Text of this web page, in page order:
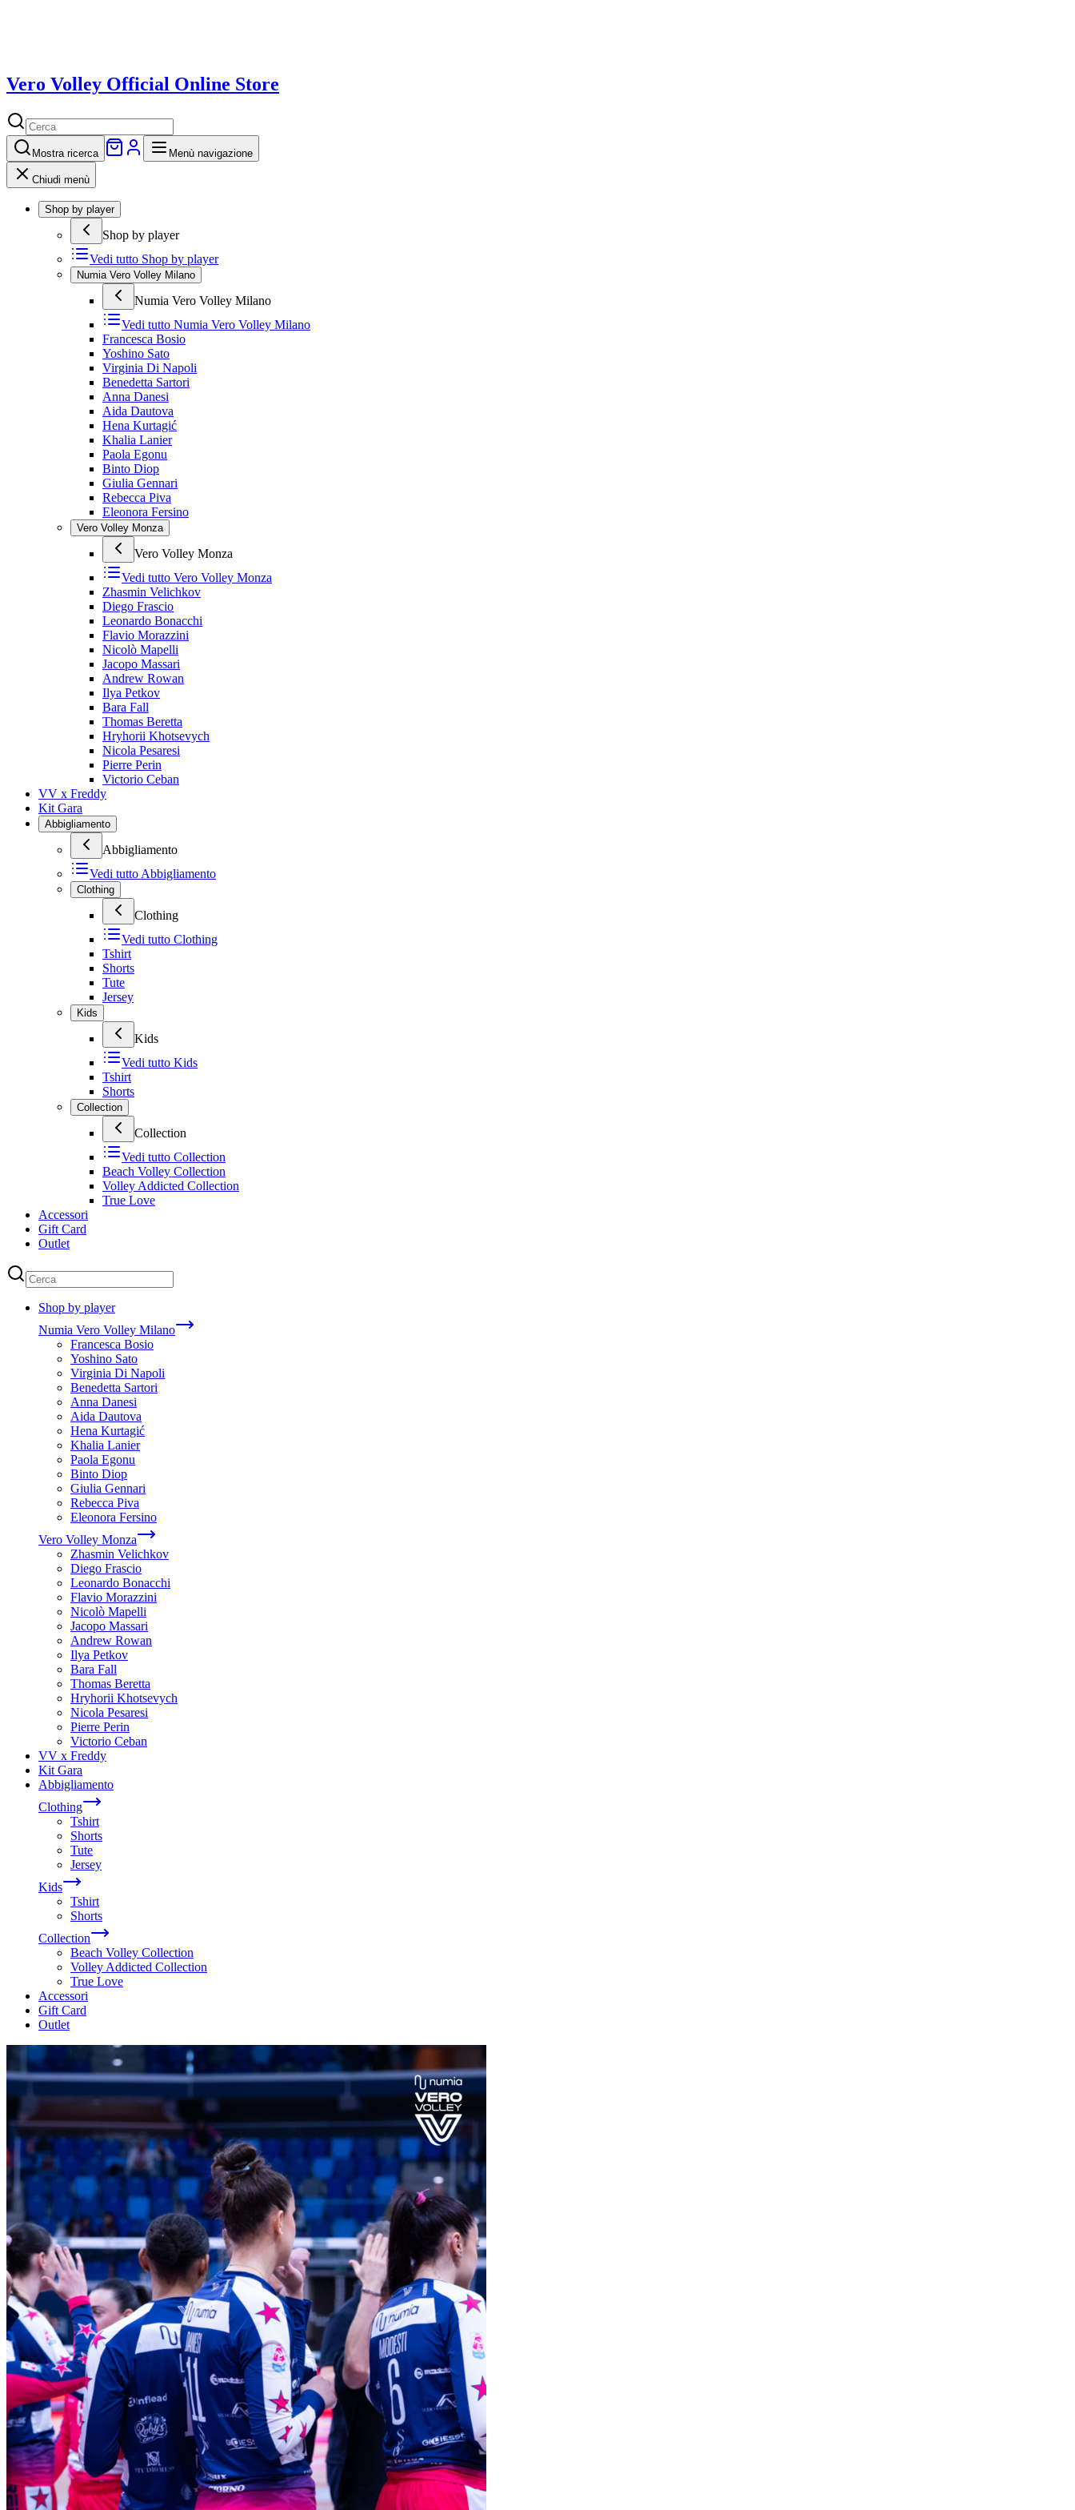
Vero Volley Official Online Store
Mostra ricerca Menù navigazione
Chiudi menù
Shop by player
Shop by player
Vedi tutto Shop by player
Numia Vero Volley Milano
Numia Vero Volley Milano
Vedi tutto Numia Vero Volley Milano
Francesca Bosio
Yoshino Sato
Virginia Di Napoli
Benedetta Sartori
Anna Danesi
Aida Dautova
Hena Kurtagić
Khalia Lanier
Paola Egonu
Binto Diop
Giulia Gennari
Rebecca Piva
Eleonora Fersino
Vero Volley Monza
Vero Volley Monza
Vedi tutto Vero Volley Monza
Zhasmin Velichkov
Diego Frascio
Leonardo Bonacchi
Flavio Morazzini
Nicolò Mapelli
Jacopo Massari
Andrew Rowan
Ilya Petkov
Bara Fall
Thomas Beretta
Hryhorii Khotsevych
Nicola Pesaresi
Pierre Perin
Victorio Ceban
VV x Freddy
Kit Gara
Abbigliamento
Abbigliamento
Vedi tutto Abbigliamento
Clothing
Clothing
Vedi tutto Clothing
Tshirt
Shorts
Tute
Jersey
Kids
Kids
Vedi tutto Kids
Tshirt
Shorts
Collection
Collection
Vedi tutto Collection
Beach Volley Collection
Volley Addicted Collection
True Love
Accessori
Gift Card
Outlet
Shop by player
Numia Vero Volley Milano
Francesca Bosio
Yoshino Sato
Virginia Di Napoli
Benedetta Sartori
Anna Danesi
Aida Dautova
Hena Kurtagić
Khalia Lanier
Paola Egonu
Binto Diop
Giulia Gennari
Rebecca Piva
Eleonora Fersino
Vero Volley Monza
Zhasmin Velichkov
Diego Frascio
Leonardo Bonacchi
Flavio Morazzini
Nicolò Mapelli
Jacopo Massari
Andrew Rowan
Ilya Petkov
Bara Fall
Thomas Beretta
Hryhorii Khotsevych
Nicola Pesaresi
Pierre Perin
Victorio Ceban
VV x Freddy
Kit Gara
Abbigliamento
Clothing
Tshirt
Shorts
Tute
Jersey
Kids
Tshirt
Shorts
Collection
Beach Volley Collection
Volley Addicted Collection
True Love
Accessori
Gift Card
Outlet